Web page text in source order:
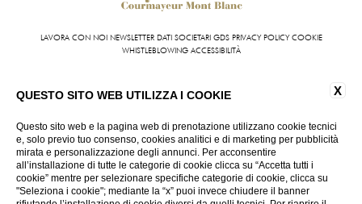
LAVORA CON NOI NEWSLETTER DATI SOCIETARI GDS PRIVACY POLICY COOKIE
WHISTLEBLOWING ACCESSIBILITÀ
611 | FAX +39 0165 842 093
VIRTUAL TOUR
X
QUESTO SITO WEB UTILIZZA I COOKIE
Questo sito web e la pagina web di prenotazione utilizzano cookie tecnici
e, solo previo tuo consenso, cookies analitici e di marketing per pubblicità
mirata e personalizzazione degli annunci. Per acconsentire
all’installazione di tutte le categorie di cookie clicca su “Accetta tutti i
cookie” mentre per selezionare specifiche categorie di cookie, clicca su
"Seleziona i cookie"; mediante la “x” puoi invece chiudere il banner